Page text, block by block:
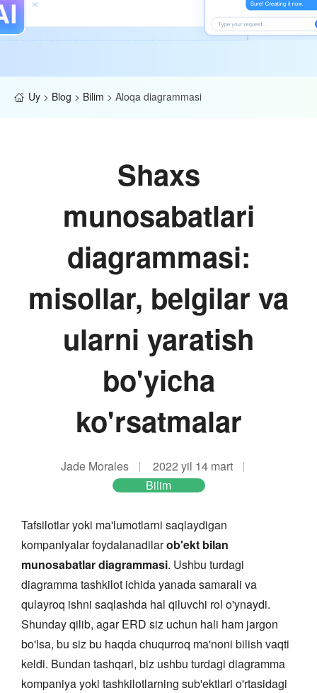
Uy > Blog > Bilim > Aloqa diagrammasi
Shaxs
munosabatlari
diagrammasi:
misollar, belgilar va
ularni yaratish
bo'yicha
ko'rsatmalar
Jade Morales
2022 yil 14 mart
Bilim
Tafsilotlar yoki ma'lumotlarni saqlaydigan
kompaniyalar foydalanadilarob'ekt bilan
munosabatlar diagrammasi. Ushbu turdagi
diagramma tashkilot ichida yanada samarali va
qulayroq ishni saqlashda hal qiluvchi rol o'ynaydi.
Shunday qilib, agar ERD siz uchun hali ham jargon
bo'lsa, bu siz bu haqda chuqurroq ma'noni bilish vaqti
keldi. Bundan tashqari, biz ushbu turdagi diagramma
kompaniya yoki tashkilotlarning sub'ektlari o'rtasidagi